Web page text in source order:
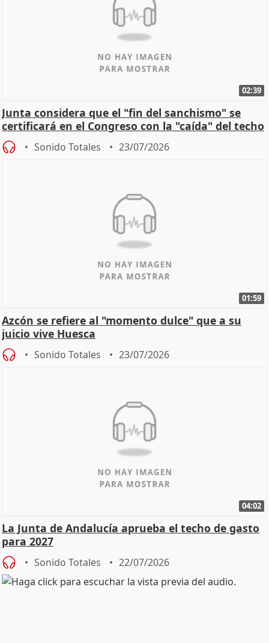
02:39
Junta considera que el "fin del sanchismo" se
certificará en el Congreso con la "caída" del techo
de
Sonido Totales 23/07/2026
01:59
Azcón se refiere al "momento dulce" que a su
juicio vive Huesca
Sonido Totales 23/07/2026
04:02
La Junta de Andalucía aprueba el techo de gasto
para 2027
Sonido Totales 22/07/2026